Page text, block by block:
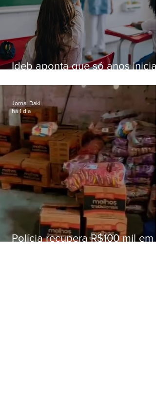
Ideb aponta que só anos
educação
Polícia recupera R$100 mil em
Jornal Daki
há 1 dia